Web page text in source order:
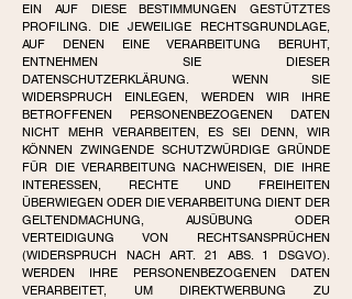
EIN AUF DIESE BESTIMMUNGEN GESTÜTZTES
PROFILING. DIE JEWEILIGE RECHTSGRUNDLAGE,
AUF DENEN EINE VERARBEITUNG BERUHT,
ENTNEHMEN SIE DIESER
DATENSCHUTZERKLÄRUNG. WENN SIE
WIDERSPRUCH EINLEGEN, WERDEN WIR IHRE
BETROFFENEN PERSONENBEZOGENEN DATEN
NICHT MEHR VERARBEITEN, ES SEI DENN, WIR
KÖNNEN ZWINGENDE SCHUTZWÜRDIGE GRÜNDE
FÜR DIE VERARBEITUNG NACHWEISEN, DIE IHRE
INTERESSEN, RECHTE UND FREIHEITEN
ÜBERWIEGEN ODER DIE VERARBEITUNG DIENT DER
GELTENDMACHUNG, AUSÜBUNG ODER
VERTEIDIGUNG VON RECHTSANSPRÜCHEN
(WIDERSPRUCH NACH ART. 21 ABS. 1 DSGVO).
WERDEN IHRE PERSONENBEZOGENEN DATEN
VERARBEITET, UM DIREKTWERBUNG ZU